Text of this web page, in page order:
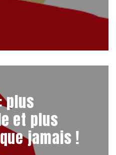
plus
et plus
jamais !